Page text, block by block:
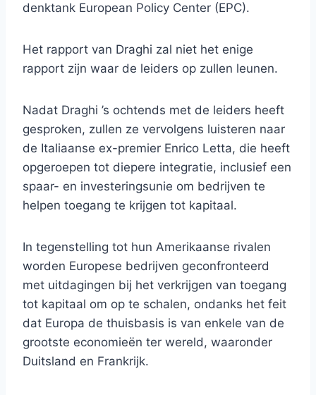
denktank European Policy Center (EPC).
Het rapport van Draghi zal niet het enige
rapport zijn waar de leiders op zullen leunen.
Nadat Draghi ’s ochtends met de leiders heeft
gesproken, zullen ze vervolgens luisteren naar
de Italiaanse ex-premier Enrico Letta, die heeft
opgeroepen tot diepere integratie, inclusief een
spaar- en investeringsunie om bedrijven te
helpen toegang te krijgen tot kapitaal.
In tegenstelling tot hun Amerikaanse rivalen
worden Europese bedrijven geconfronteerd
met uitdagingen bij het verkrijgen van toegang
tot kapitaal om op te schalen, ondanks het feit
dat Europa de thuisbasis is van enkele van de
grootste economieën ter wereld, waaronder
Duitsland en Frankrijk.